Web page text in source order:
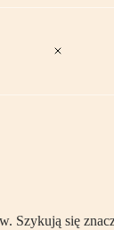
Szykują się